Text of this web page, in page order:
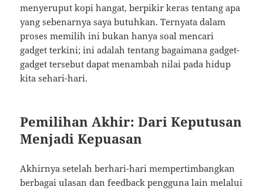
menyeruput kopi hangat, berpikir keras tentang apa
yang sebenarnya saya butuhkan. Ternyata dalam
proses memilih ini bukan hanya soal mencari
gadget terkini; ini adalah tentang bagaimana gadget-
gadget tersebut dapat menambah nilai pada hidup
kita sehari-hari.
Pemilihan Akhir: Dari Keputusan
Menjadi Kepuasan
Akhirnya setelah berhari-hari mempertimbangkan
berbagai ulasan dan feedback pengguna lain melalui